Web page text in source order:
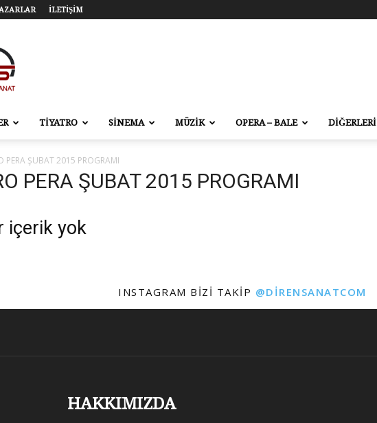
İLETİŞİM
TİYATRO SİNEMA MÜZİK OPERA – BALE DİĞERLERİ
PERA ŞUBAT 2015 PROGRAMI
PERA ŞUBAT 2015 PROGRAMI
içerik yok
INSTAGRAM BIZI TAKIP @DIRENSANATCOM
HAKKIMIZDA